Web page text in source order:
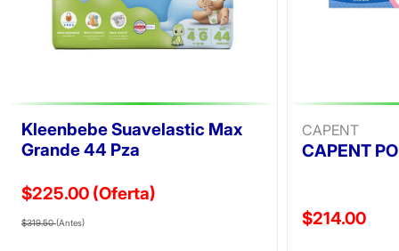
Kleenbebe Suavelastic Max
Grande 44 Pza
$225.00 (Oferta)
Precio reducido de
$319.50(Antes)(Oferta)
CAPENT
CAPENT
Precio
$214.00